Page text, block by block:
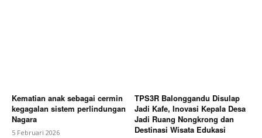
Kematian anak sebagai cermin
kegagalan sistem perlindungan
Nagara
5 Februari 2026
TPS3R Balonggandu Disulap
Jadi Kafe, Inovasi Kepala Desa
Jadi Ruang Nongkrong dan
Destinasi Wisata Edukasi